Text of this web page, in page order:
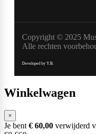
Copyright © 2025
Alle rechten
Developed by Y.B.
Winkelwagen
×
Je bent € 60,00 verwijderd